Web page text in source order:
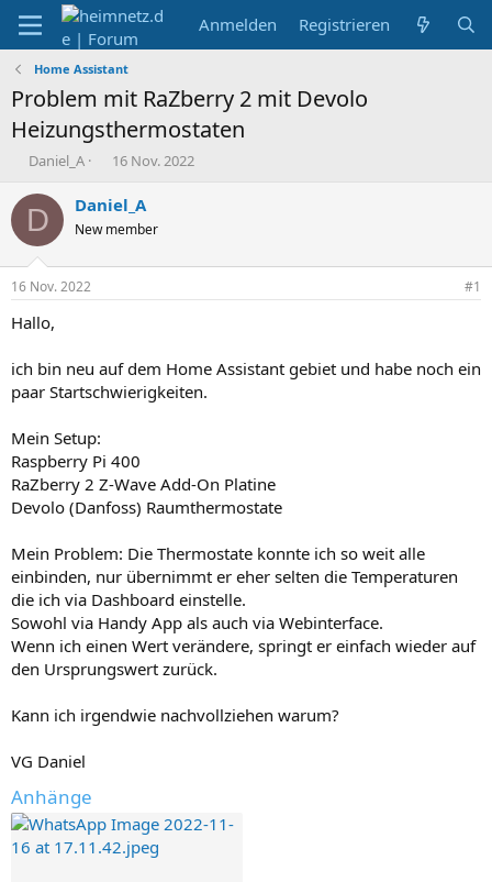
Anmelden Registrieren
Home Assistant
Problem mit RaZberry 2 mit Devolo
Heizungsthermostaten
E
s
e
r
Daniel_A
E
s
e
t
16 Nov. 2022
D Daniel_A
New member
16 Nov. 2022 #1
Hallo,
ich bin neu auf dem Home Assistant gebiet und habe noch ein
paar Startschwierigkeiten.
Mein Setup:
Raspberry Pi 400
RaZberry 2 Z-Wave Add-On Platine
Devolo (Danfoss) Raumthermostate
Mein Problem: Die Thermostate konnte ich so weit alle
einbinden, nur übernimmt er eher selten die Temperaturen
die ich via Dashboard einstelle.
Sowohl via Handy App als auch via Webinterface.
Wenn ich einen Wert verändere, springt er einfach wieder auf
den Ursprungswert zurück.
Kann ich irgendwie nachvollziehen warum?
VG Daniel
Anhänge